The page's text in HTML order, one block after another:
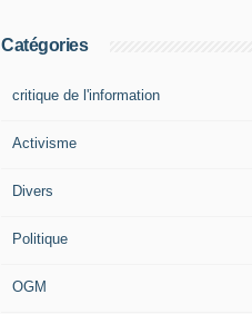
Catégories
critique de l'information
Activisme
Divers
Politique
OGM